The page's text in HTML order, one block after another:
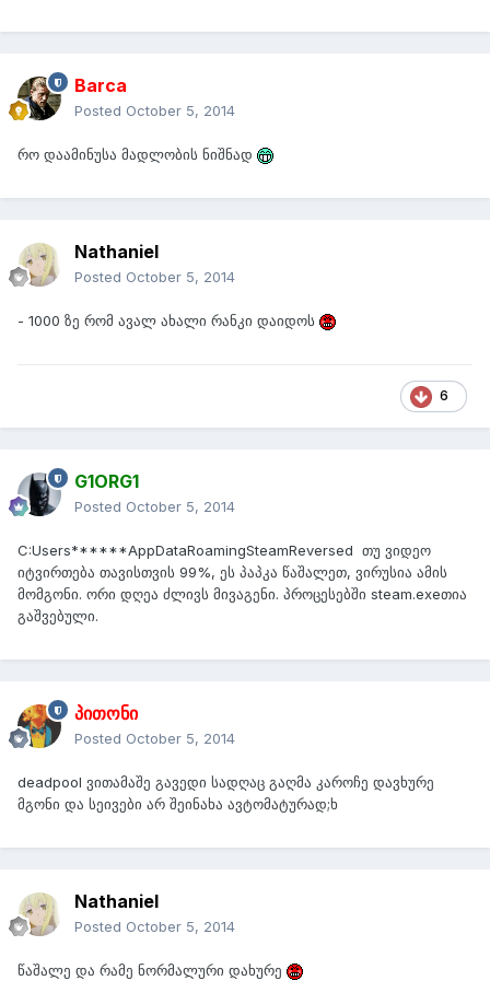
Barca
Posted October 5, 2014
რო დაამინუსა მადლობის ნიშნად
Nathaniel
Posted October 5, 2014
- 1000 ზე რომ ავალ ახალი რანკი დაიდოს
6
G1ORG1
Posted October 5, 2014
C:Users******AppDataRoamingSteamReversed თუ ვიდეო
იტვირთება თავისთვის 99%, ეს პაპკა წაშალეთ, ვირუსია ამის
მომგონი. ორი დღეა ძლივს მივაგენი. პროცესებში steam.exeთია
გაშვებული.
პითონი
Posted October 5, 2014
deadpool ვითამაშე გავედი სადღაც გაღმა კაროჩე დავხურე
მგონი და სეივები არ შეინახა ავტომატურად;ხ
Nathaniel
Posted October 5, 2014
წაშალე და რამე ნორმალური დახურე